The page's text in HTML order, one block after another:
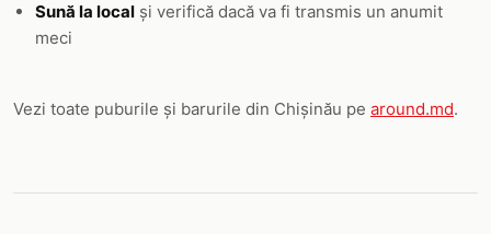
Sună la local și verifică dacă va fi transmis un anumit
meci
Vezi toate puburile și barurile din Chișinău pe around.md.